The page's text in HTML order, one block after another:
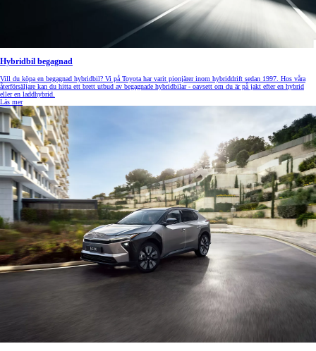
Hybridbil begagnad
Vill du köpa en begagnad hybridbil? Vi på Toyota har varit pionjärer inom hybriddrift sedan 1997. Hos våra
återförsäljare kan du hitta ett brett utbud av begagnade hybridbilar - oavsett om du är på jakt efter en hybrid
eller en laddhybrid.
Läs mer